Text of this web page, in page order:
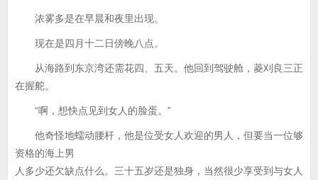
浓雾多是在早晨和夜里出现。
现在是四月十二日傍晚八点。
从海路到东京湾还需花四、五天。他回到驾驶舱，菱刈良三正
在握舵。
“啊，想快点见到女人的脸蛋。”
他奇怪地蠕动腰杆，他是位受女人欢迎的男人，但要当一位够
资格的海上男
人多少还欠缺点什么。三十五岁还是独身，当然很少享受到与女人